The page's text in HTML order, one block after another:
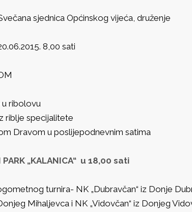
sjednica Općinskog vijeća, druženje
8,00 sati
ribolovu
riblje specijalitete
Dravom u poslijepodnevnim satima
PARK „KALANICA“ u 18,00 sati
turnira- NK „Dubravčan“ iz Donje
Mihaljevca i NK „Vidovčan“ iz Donjeg